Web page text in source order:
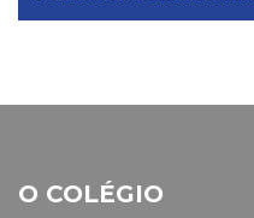
O COLÉGIO